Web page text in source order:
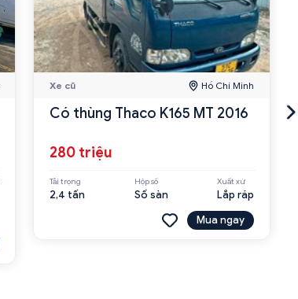
Xe cũ Hồ Chí Minh
Có thùng Thaco K165 MT 2016
280 triệu
Tải trọng
2,4 tấn
Hộp số
Số sàn
Xuất xứ
Lắp ráp
Mua ngay